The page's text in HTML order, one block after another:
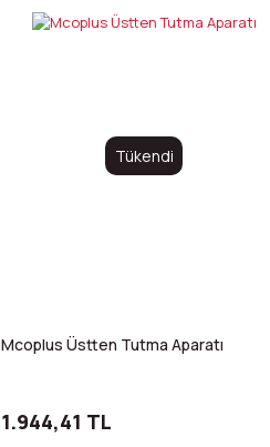
Tükendi
Mcoplus Üstten Tutma Aparatı
1.944,41 TL